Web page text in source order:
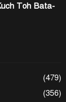
Toh Bata-
(479)
(356)